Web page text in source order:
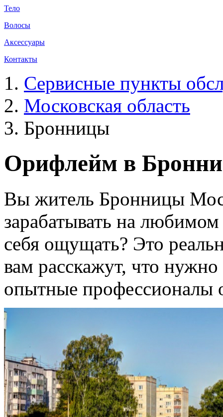
Тело
Волосы
Аксессуары
Контакты
Сервисные пункты
Московская область
Бронницы
Орифлейм в
Вы житель Бронницы
зарабатывать на
себя ощущать? Это
вам расскажут, что
опытные профессионалы